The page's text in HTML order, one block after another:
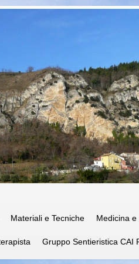
Materiali e Tecniche Medicina
Gruppo Sentieristica CAI